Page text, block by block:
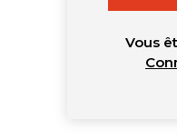
Vous